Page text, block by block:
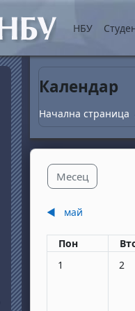
Прескочи на
НБУ
Календар
Начална страница
Месец
◀︎ май
Понеделник
Пон
Няма събития,
1 2